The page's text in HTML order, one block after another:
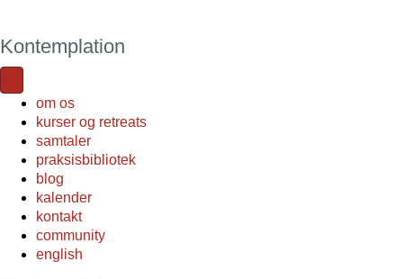
Kontemplation
om os
kurser og retreats
samtaler
praksisbibliotek
blog
kalender
kontakt
community
english